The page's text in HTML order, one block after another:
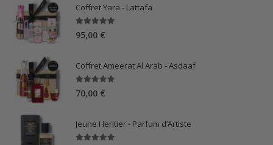
Coffret Yara - Lattafa
5.00sur 5
95,00 €
Coffret Ameerat Al Arab - Asdaaf
5.00sur 5
70,00 €
Jeune Heritier - Parfum d’Artiste